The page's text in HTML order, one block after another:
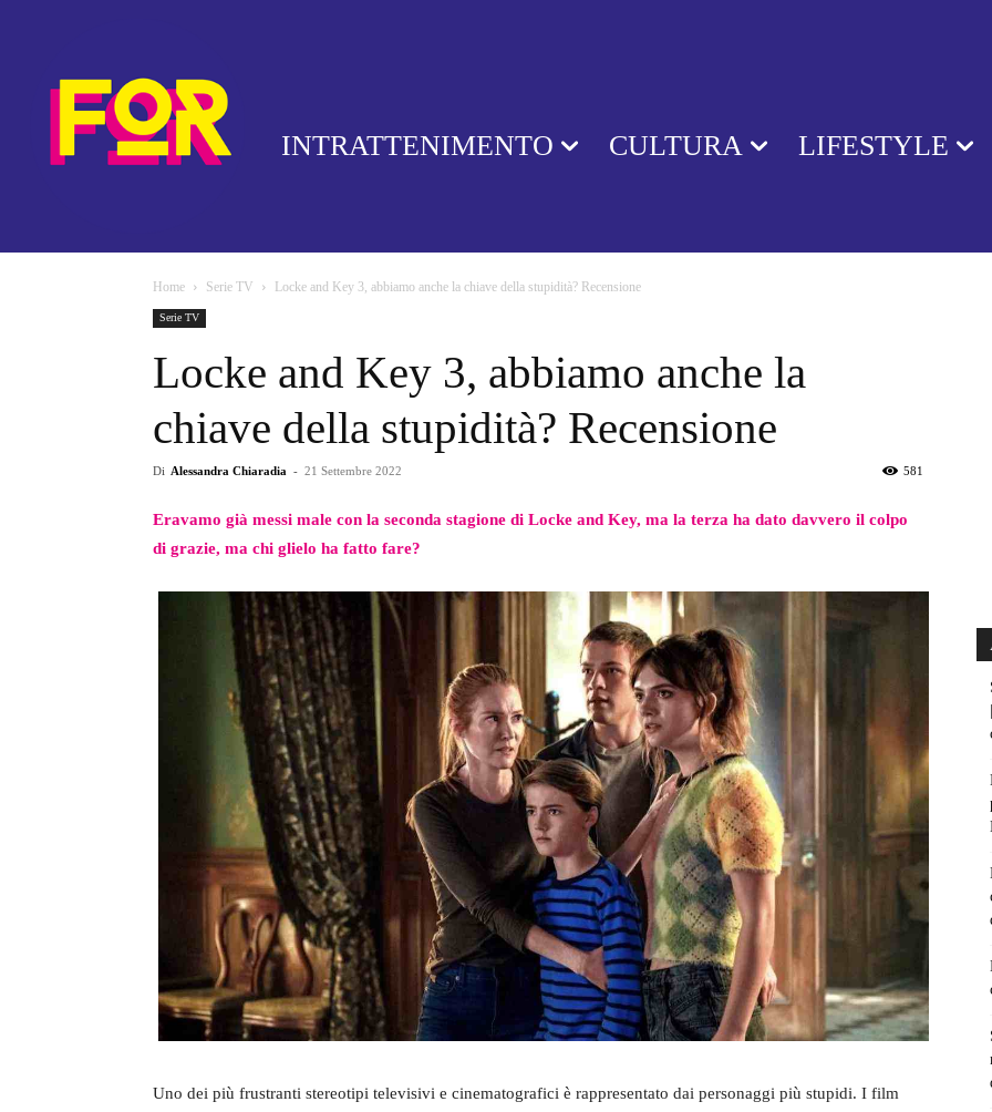
INTRATTENIMENTO CULTURA LIFESTYLE
Home Serie TV Locke and Key 3, abbiamo anche la chiave della stupidità? Recensione
Serie TV
Locke and Key 3, abbiamo anche la
chiave della stupidità? Recensione
Di Alessandra Chiaradia - 21 Settembre 2022 581
Eravamo già messi male con la seconda stagione di Locke and Key, ma la terza ha dato davvero il colpo
di grazie, ma chi glielo ha fatto fare?
Uno dei più frustranti stereotipi televisivi e cinematografici è rappresentato dai personaggi più stupidi. I film